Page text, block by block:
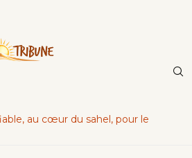
au cœur du sahel, pour le